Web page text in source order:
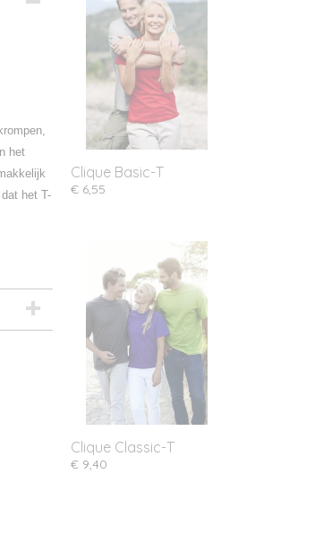
het
het T-
Clique Basic-T
€ 6,55
Clique Classic-T
€ 9,40